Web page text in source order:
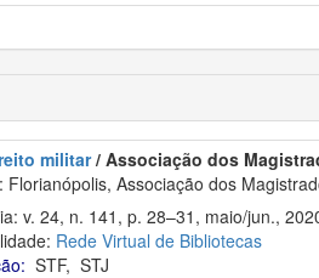
militar/ Associação dos
Associação dos
v. 24, n. 141, p. 28–31, maio/jun.,
Rede Virtual de Bibliotecas
STF, STJ